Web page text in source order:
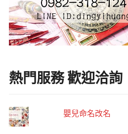
熱門服務 歡迎洽詢
嬰兒命名改名